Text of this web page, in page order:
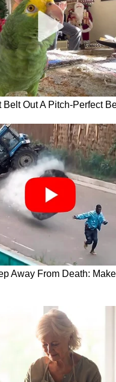
ಶೆಟ್ಟಿ | Rishab
Suvarna News
ಕ್ಕೆ TAX ಇಳಿಕೆ: ಮೋದಿ-
| India US
Rounds